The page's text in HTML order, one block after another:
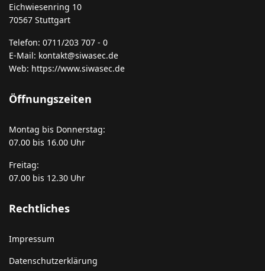
Eichwiesenring 10
70567 Stuttgart
Telefon: 0711/203 707 - 0
E-Mail: kontakt@siwasec.de
Web: https://www.siwasec.de
Öffnungszeiten
Montag bis Donnerstag:
07.00 bis 16.00 Uhr
Freitag:
07.00 bis 12.30 Uhr
Rechtliches
Impressum
Datenschutzerklärung